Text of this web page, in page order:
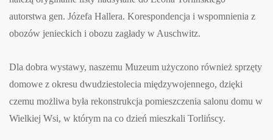
autorstwa gen. Józefa Hallera. Korespondencja i wspomnienia z
obozów jenieckich i obozu zagłady w Auschwitz.
Dla dobra wystawy, naszemu Muzeum użyczono również sprzęty
domowe z okresu dwudziestolecia międzywojennego, dzięki
czemu możliwa była rekonstrukcja pomieszczenia salonu domu w
Wielkiej Wsi, w którym na co dzień mieszkali Torlińscy.